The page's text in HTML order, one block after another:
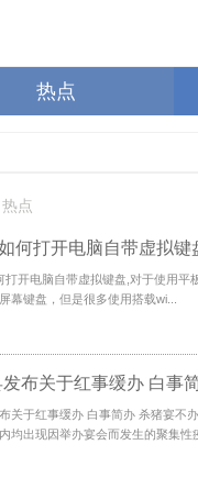
热点
热点
何打开电脑自带虚拟键
打开电脑自带虚拟键盘,对于使用平
幕键盘，但是很多使用搭载wi...
布关于红事缓办 白事
关于红事缓办 白事简办 杀猪宴不
均出现因举办宴会而发生的聚集性